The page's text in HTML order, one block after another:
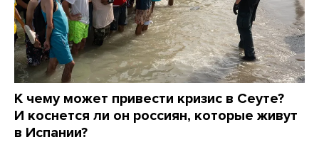
К чему может привести кризис в Сеуте?
И коснется ли он россиян, которые живут
в Испании?